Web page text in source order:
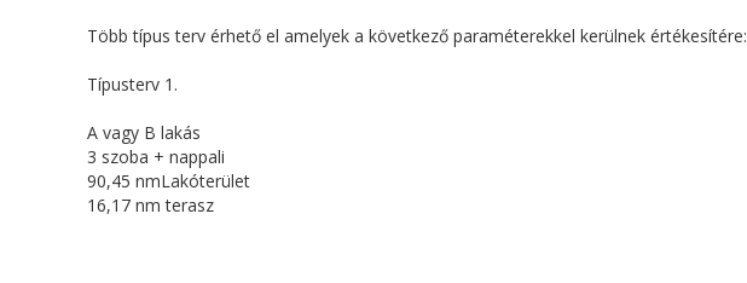
Több típus terv érhető el amelyek a következő paraméterekkel kerülnek értékesítére:
Típusterv 1.
A vagy B lakás
3 szoba + nappali
90,45 nmLakóterület
16,17 nm terasz